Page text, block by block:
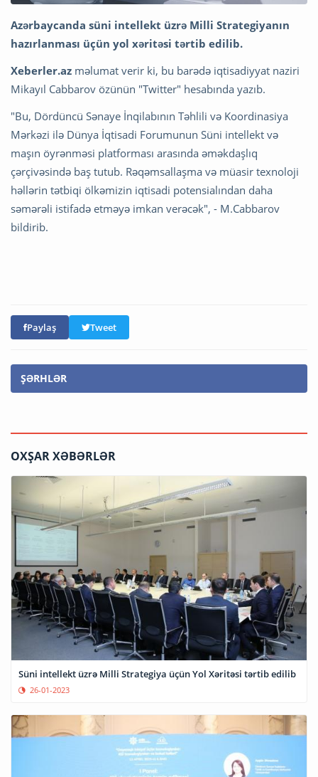
Azərbaycanda süni intellekt üzrə Milli Strategiyanın
hazırlanması üçün yol xəritəsi tərtib edilib.
Xeberler.az məlumat verir ki, bu barədə iqtisadiyyat naziri
Mikayıl Cabbarov özünün "Twitter" hesabında yazıb.
"Bu, Dördüncü Sənaye İnqilabının Təhlili və Koordinasiya
Mərkəzi ilə Dünya İqtisadi Forumunun Süni intellekt və
maşın öyrənməsi platforması arasında əməkdaşlıq
çərçivəsində baş tutub. Rəqəmsallaşma və müasir texnoloji
həllərin tətbiqi ölkəmizin iqtisadi potensialından daha
səmərəli istifadə etməyə imkan verəcək", - M.Cabbarov
bildirib.
Paylaş Tweet
ŞƏRHLƏR
OXŞAR XƏBƏRLƏR
Süni intellekt üzrə Milli Strategiya üçün Yol Xəritəsi tərtib edilib
26-01-2023